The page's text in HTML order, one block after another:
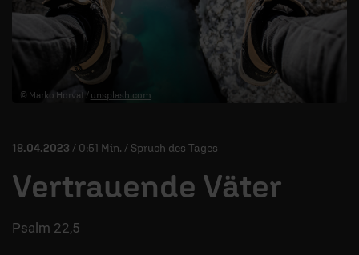
REPORTAGE
RADIO
DEINE APP
MITMACHEN
ÜBER UNS
© Marko Horvat / unsplash.com
18.04.2023 / 0:51 Min. / Spruch des Tages
Vertrauende Väter
Psalm 22,5